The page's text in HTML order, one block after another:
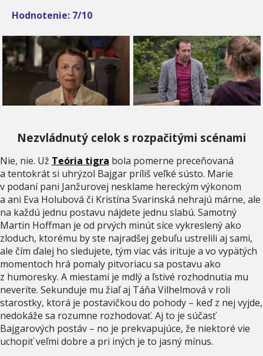
Hodnotenie: 7/10
Nezvládnutý celok s rozpačitými scénami
Nie, nie. Už Teória tigra bola pomerne preceňovaná
a tentokrát si uhrýzol Bajgar príliš veľké sústo. Marie
v podaní pani Janžurovej nesklame hereckým výkonom
a ani Eva Holubová či Kristína Svarinská nehrajú márne, ale
na každú jednu postavu nájdete jednu slabú. Samotný
Martin Hoffman je od prvých minút síce vykreslený ako
zloduch, ktorému by ste najradšej gebuľu ustrelili aj sami,
ale čím ďalej ho sledujete, tým viac vás irituje a vo vypätých
momentoch hrá pomaly pitvoriacu sa postavu ako
z humoresky. A miestami je mdlý a ľstivé rozhodnutia mu
neveríte. Sekunduje mu žiaľ aj Táňa Vilhelmová v roli
starostky, ktorá je postavičkou do pohody – keď z nej vyjde,
nedokáže sa rozumne rozhodovať. Aj to je súčasť
Bajgarových postáv – no je prekvapujúce, že niektoré vie
uchopiť veľmi dobre a pri iných je to jasný mínus.